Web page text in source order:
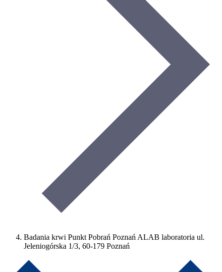
Badania krwi Punkt Pobrań Poznań ALAB laboratoria ul.
Jeleniogórska 1/3, 60-179 Poznań